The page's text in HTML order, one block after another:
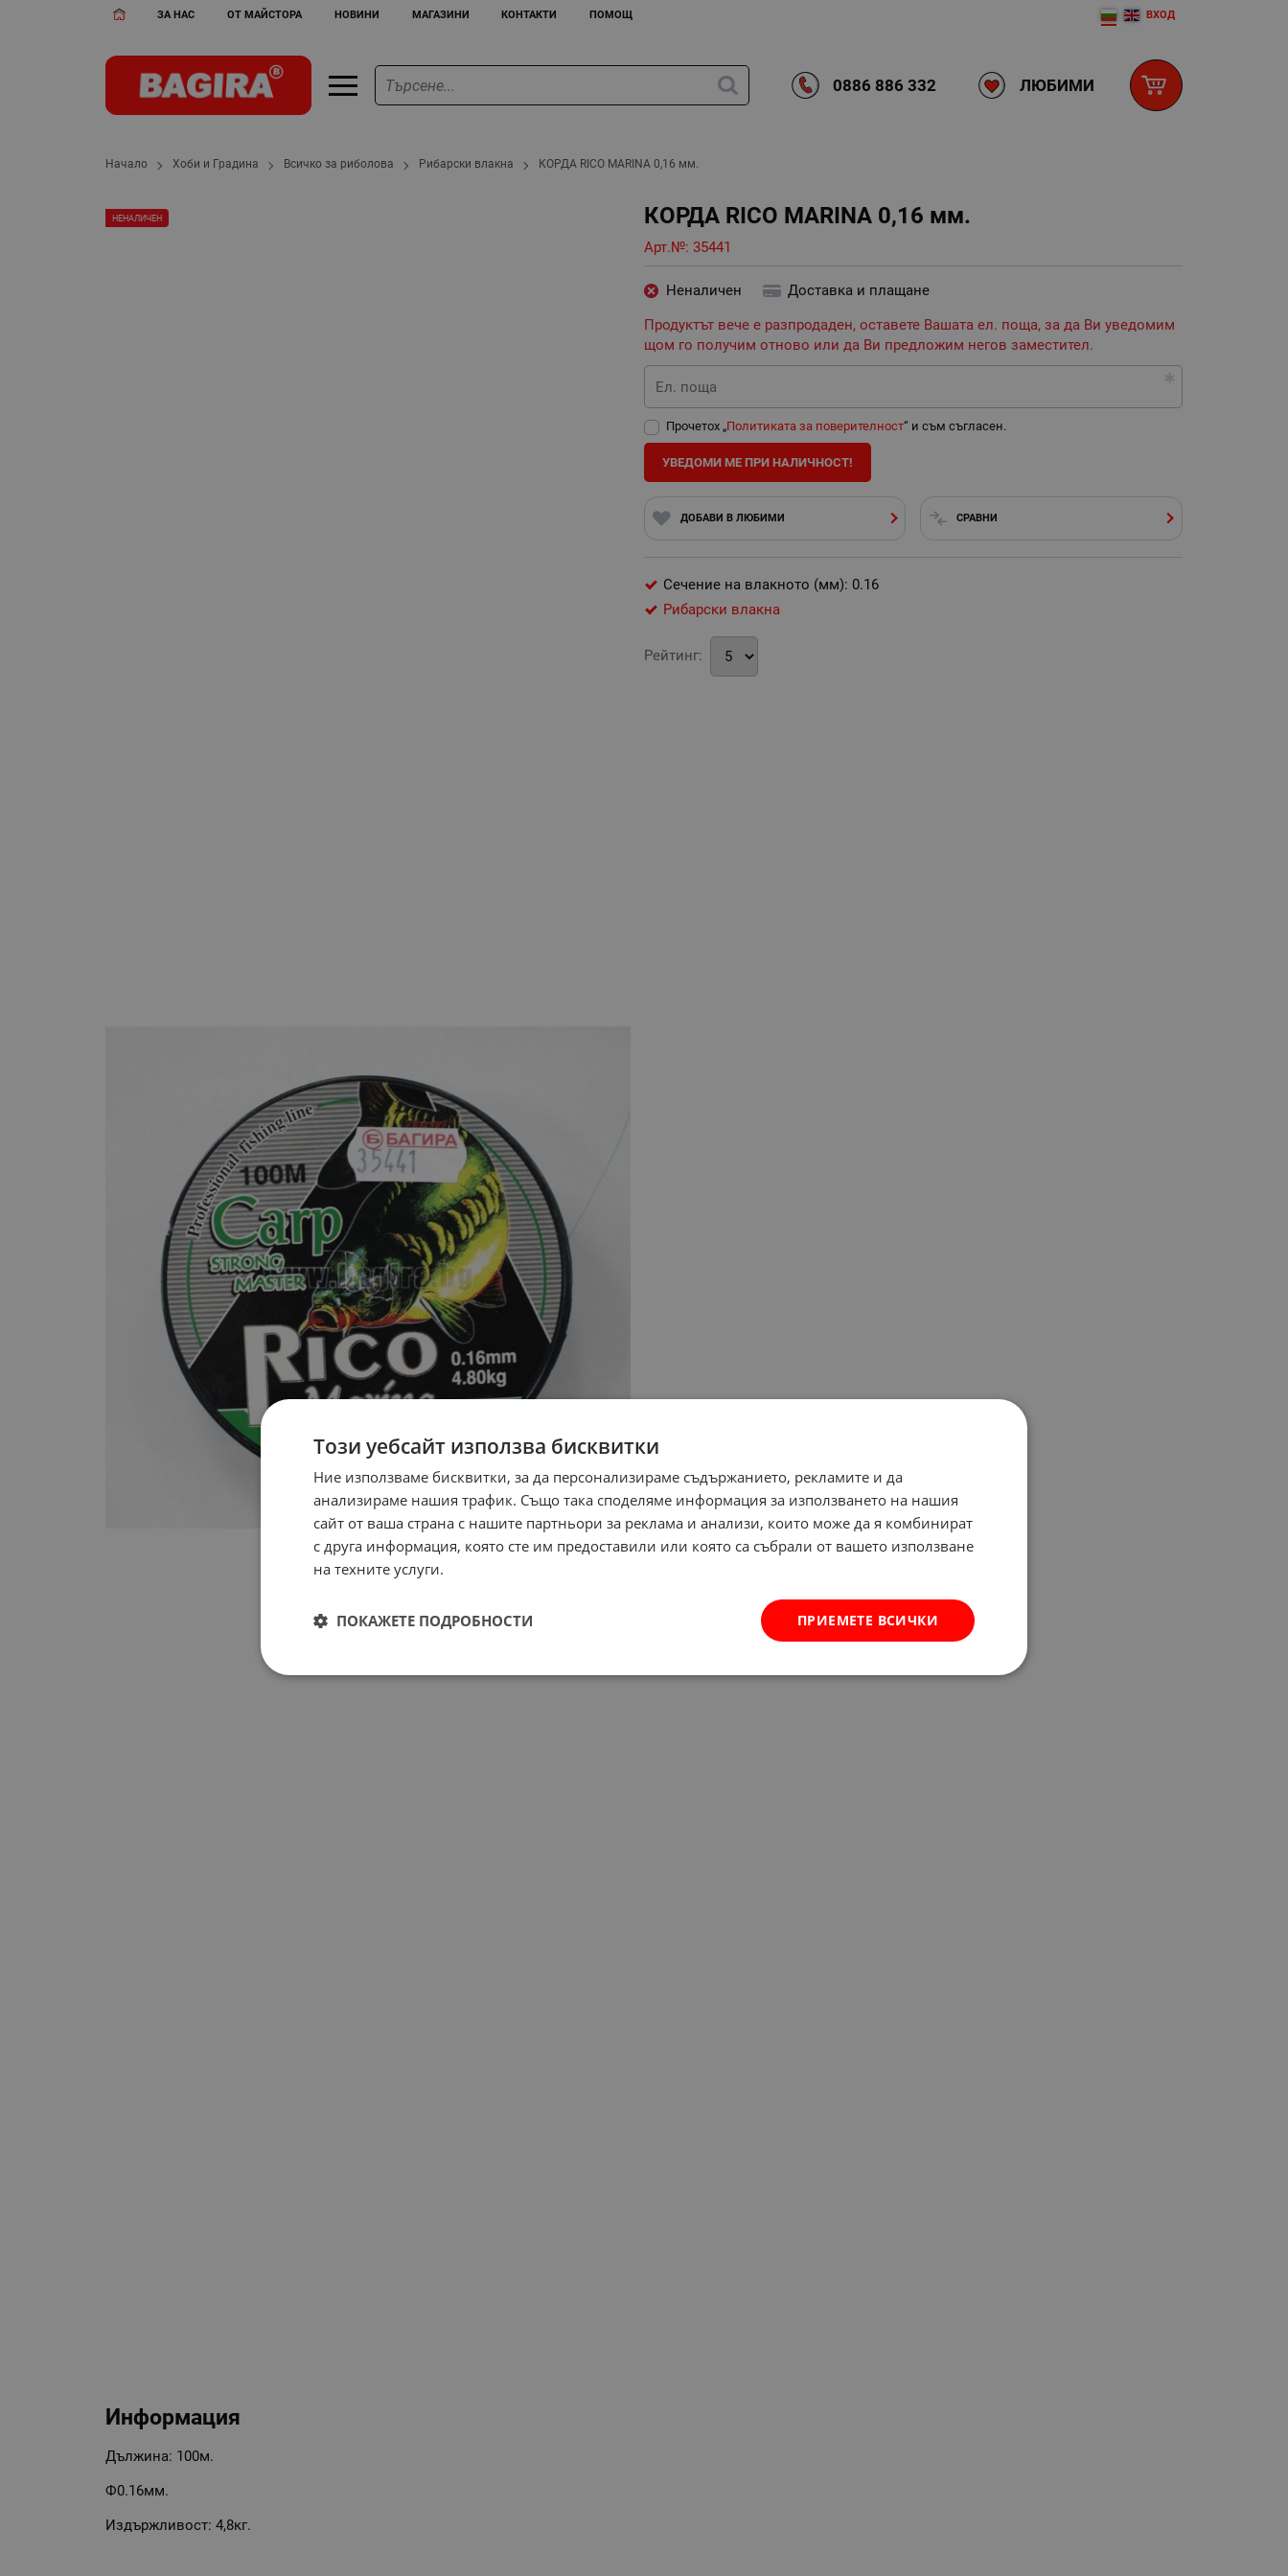
ЗА НАС ОТ МАЙСТОРА НОВИНИ МАГАЗИНИ КОНТАКТИ ПОМОЩ ВХОД
0886 886 332 ЛЮБИМИ
Начало Хоби и Градина Всичко за риболова Рибарски влакна КОРДА RICO MARINA 0,16 мм.
КОРДА RICO MARINA 0,16 мм.
Арт.№: 35441
НЕНАЛИЧЕН
Неналичен
Доставка и плащане
Продуктът вече е разпродаден, оставете Вашата ел. поща, за да Ви уведомим
щом го получим отново или да Ви предложим негов заместител.
Ел. поща
Прочетох „Политиката за поверителност“ и съм съгласен.
УВЕДОМИ МЕ ПРИ НАЛИЧНОСТ!
ДОБАВИ В ЛЮБИМИ СРАВНИ
Сечение на влакното (мм): 0.16
Рибарски влакна
Рейтинг:
Информация
Дължина: 100м.
Ф0.16мм.
Издържливост: 4,8кг.
Този уебсайт използва бисквитки
Ние използваме бисквитки, за да персонализираме съдържанието, рекламите и да
анализираме нашия трафик. Също така споделяме информация за използването на нашия
сайт от ваша страна с нашите партньори за реклама и анализи, които може да я комбинират
с друга информация, която сте им предоставили или която са събрали от вашето използване
на техните услуги.
ПРИЕМЕТЕ ВСИЧКИ
ПОКАЖЕТЕ ПОДРОБНОСТИ